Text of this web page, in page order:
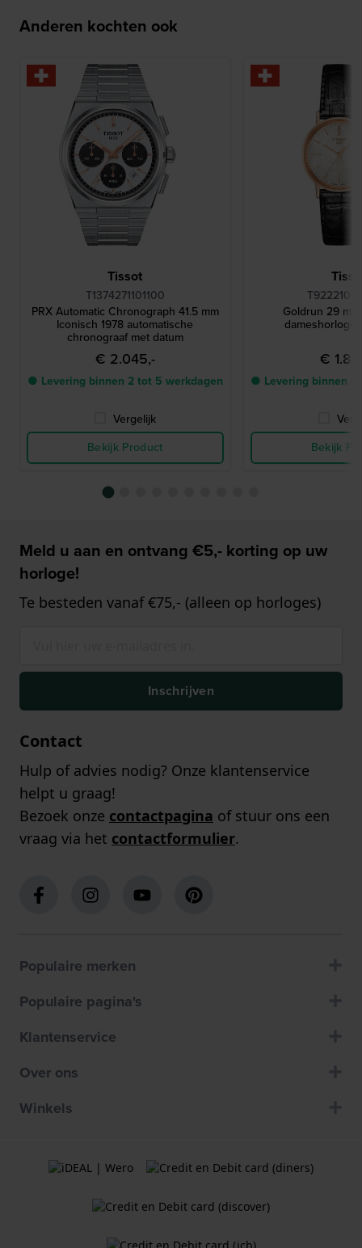
Anderen kochten ook
Tissot
T1374271101100
PRX Automatic Chronograph 41.5 mm
Iconisch 1978 automatische
chronograaf met datum
€ 2.045,-
● Levering binnen 2 tot 5 werkdagen
Vergelijk
Bekijk Product
Goldrun 29
dameshorloge
€
● Levering binnen
Bekijk
Meld u aan en ontvang €5,- korting op uw
horloge!
Te besteden vanaf €75,- (alleen op horloges)
Inschrijven
Contact
Hulp of advies nodig? Onze klantenservice
helpt u graag!
Bezoek onze contactpagina of stuur ons een
vraag via het contactformulier.
Populaire merken
Populaire pagina's
Klantenservice
Over ons
Winkels